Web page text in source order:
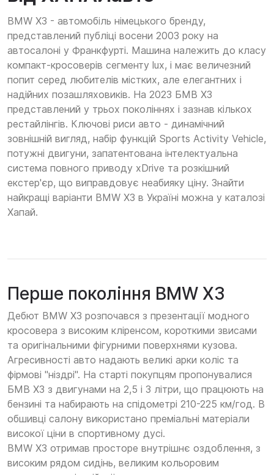
BMW X3 - автомобіль німецького бренду,
представлений публіці восени 2003 року на
автосалоні у Франкфурті. Машина належить до класу
компакт-кросоверів сегменту lux, і має величезний
попит серед любителів містких, але елегантних і
надійних позашляховиків. На 2023 БМВ Х3
представлений у трьох поколіннях і зазнав кількох
рестайлінгів. Ключові риси авто - динамічний
зовнішній вигляд, набір функцій Sports Activity Vehicle,
потужні двигуни, запатентована інтелектуальна
система повного приводу xDrive та розкішний
екстер'єр, що виправдовує неабияку ціну. Знайти
найкращі варіанти BMW X3 в Україні можна у каталозі
Хапай.
Перше покоління BMW X3
Дебют BMW X3 розпочався з презентації модного
кросовера з високим кліренсом, короткими звисами
та оригінальними фігурними поверхнями кузова.
Агресивності авто надають великі арки коліс та
фірмові "ніздрі". На старті покупцям пропонувалися
БМВ Х3 з двигунами на 2,5 і 3 літри, що працюють на
бензині та набирають на спідометрі 210-225 км/год. В
обшивці салону використано преміальні матеріали
високої ціни в спортивному дусі.
BMW X3 отримав просторе внутрішнє оздоблення, з
високим рядом сидінь, великим кольоровим